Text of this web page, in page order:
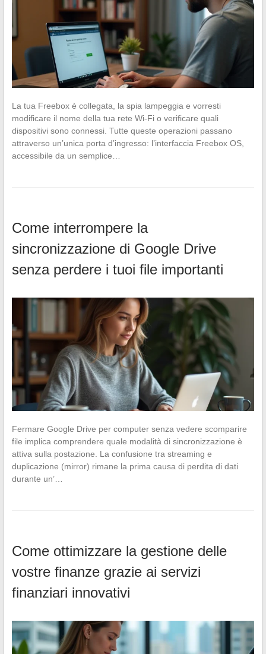
La tua Freebox è collegata, la spia lampeggia e vorresti
modificare il nome della tua rete Wi-Fi o verificare quali
dispositivi sono connessi. Tutte queste operazioni passano
attraverso un’unica porta d’ingresso: l’interfaccia Freebox OS,
accessibile da un semplice…
Come interrompere la
sincronizzazione di Google Drive
senza perdere i tuoi file importanti
Fermare Google Drive per computer senza vedere scomparire
file implica comprendere quale modalità di sincronizzazione è
attiva sulla postazione. La confusione tra streaming e
duplicazione (mirror) rimane la prima causa di perdita di dati
durante un’…
Come ottimizzare la gestione delle
vostre finanze grazie ai servizi
finanziari innovativi